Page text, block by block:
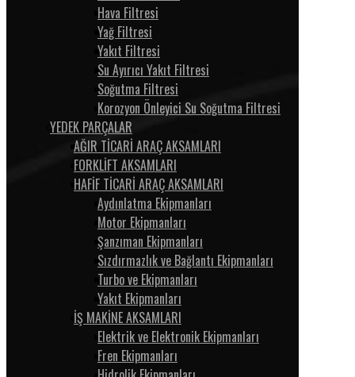
Hava Filtresi
Yağ Filtresi
Yakıt Filtresi
Su Ayırıcı Yakıt Filtresi
Soğutma Filtresi
Korozyon Önleyici Su Soğutma Filtresi
YEDEK PARÇALAR
AĞIR TİCARİ ARAÇ AKSAMLARI
FORKLİFT AKSAMLARI
HAFİF TİCARİ ARAÇ AKSAMLARI
Aydınlatma Ekipmanları
Motor Ekipmanları
Şanzıman Ekipmanları
Sızdırmazlık ve Bağlantı Ekipmanları
Turbo ve Ekipmanları
Yakıt Ekipmanları
İŞ MAKİNE AKSAMLARI
Elektrik ve Elektronik Ekipmanları
Fren Ekipmanları